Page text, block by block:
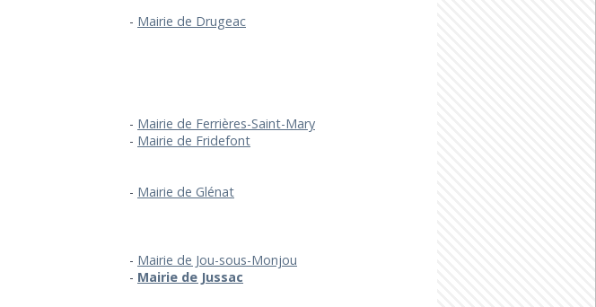
Mairie de Drugeac
Mairie de Ferrières-Saint-Mary
Mairie de Fridefont
Mairie de Glénat
Mairie de Jou-sous-Monjou
Mairie de Jussac